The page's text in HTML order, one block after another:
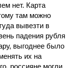
нет. Карта
там можно
вывезти в
падения рубля
выгоднее было
их на
россияне могли